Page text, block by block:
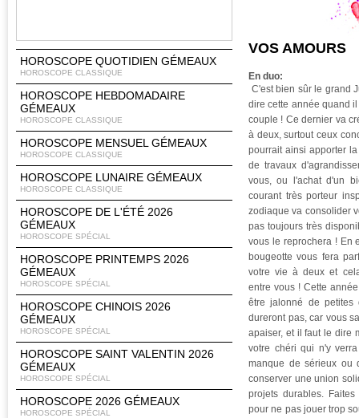
HOROSCOPE QUOTIDIEN GÉMEAUX
HOROSCOPE CLASSIQUE
HOROSCOPE HEBDOMADAIRE
GÉMEAUX
HOROSCOPE CLASSIQUE
HOROSCOPE MENSUEL GÉMEAUX
HOROSCOPE CLASSIQUE
HOROSCOPE LUNAIRE GÉMEAUX
HOROSCOPE CLASSIQUE
HOROSCOPE DE L'ÉTÉ 2026
GÉMEAUX
HOROSCOPE SPÉCIAL
HOROSCOPE PRINTEMPS 2026
GÉMEAUX
HOROSCOPE SPÉCIAL
HOROSCOPE CHINOIS 2026
GÉMEAUX
HOROSCOPE SPÉCIAL
HOROSCOPE SAINT VALENTIN 2026
GÉMEAUX
HOROSCOPE SPÉCIAL
HOROSCOPE 2026 GÉMEAUX
HOROSCOPE SPÉCIAL
VOS AMOURS
En duo:
C'est bien sûr le grand
dire cette année quand
couple ! Ce dernier va
à deux, surtout ceux
pourrait ainsi apporter
de travaux
vous, ou l'achat d'un
courant très porteur
zodiaque va consolider
pas toujours très
vous le reprochera ! En
bougeotte vous fera
votre vie à deux et
entre vous ! Cette
être jalonné de petites
dureront pas, car vous
apaiser, et il faut le dire
votre chéri qui n'y
manque de sérieux ou
conserver une union
projets durables.
pour ne pas jouer trop